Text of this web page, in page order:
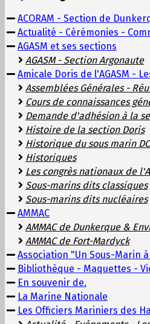
ACORAM - Section de
Actualité - Cérémonies -
AGASM et ses sections
AGASM - Section Argonaute
Amicale Doris de l'AGASM -
Assemblées Générales -
Cours de connaissances
Demande d'adhésion à la
Histoire de la section Doris
Historique du sous marin
Historiques
Les congrès nationaux de
Sous-marins dits classiques
Sous-marins dits nucléaires
AMMAC
AMMAC de Dunkerque &
AMMAC de Fort-Mardyck
Association "Un Sous-Marin
Bibliothèque - Maquettes -
En souvenir de.
La Marine Nationale
Les Officiers Mariniers des